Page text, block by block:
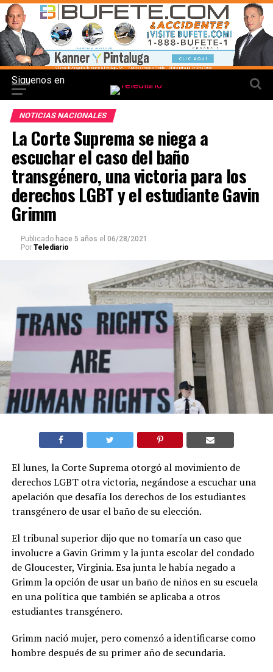
Siguenos en
NOTICIAS NACIONALES
La Corte Suprema se niega a
escuchar el caso del baño
transgénero, una victoria para los
derechos LGBT y el estudiante Gavin
Grimm
Publicado hace 5 años el 06/28/2021
Por Telediario
El lunes, la Corte Suprema otorgó al movimiento de
derechos LGBT otra victoria, negándose a escuchar una
apelación que desafía los derechos de los estudiantes
transgénero de usar el baño de su elección.
El tribunal superior dijo que no tomaría un caso que
involucre a Gavin Grimm y la junta escolar del condado
de Gloucester, Virginia. Esa junta le había negado a
Grimm la opción de usar un baño de niños en su escuela
en una política que también se aplicaba a otros
estudiantes transgénero.
Grimm nació mujer, pero comenzó a identificarse como
hombre después de su primer año de secundaria.